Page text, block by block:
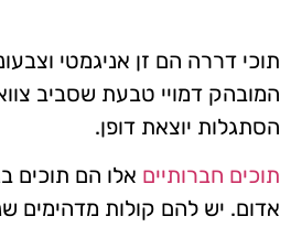
תוכי דררה הם זן אניגמטי
המובהק דמויי טבעת שסביב
הסתגלות יוצאת דופן.
תוכים חברותיים אלו הם תוכים
אדום. יש להם קולות מדהימים